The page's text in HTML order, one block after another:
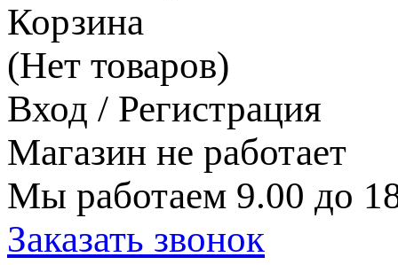
Корзина
(Нет товаров)
Вход / Регистрация
Магазин не работает
Мы работаем 9.00 до
Заказать звонок